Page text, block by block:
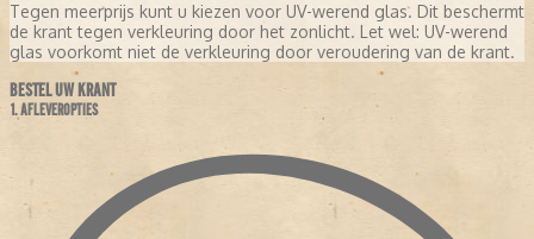
Tegen meerprijs kunt u kiezen voor UV-werend glas. Dit beschermt
de krant tegen verkleuring door het zonlicht. Let wel: UV-werend
glas voorkomt niet de verkleuring door veroudering van de krant.
BESTEL UW KRANT
1. AFLEVEROPTIES